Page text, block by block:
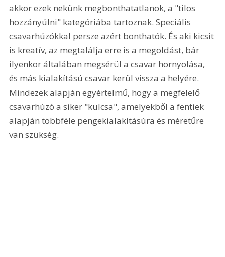
akkor ezek nekünk megbonthatatlanok, a "tilos
hozzányúlni" kategóriába tartoznak. Speciális
csavarhúzókkal persze azért bonthatók. És aki kicsit
is kreatív, az megtalálja erre is a megoldást, bár
ilyenkor általában megsérül a csavar hornyolása,
és más kialakítású csavar kerül vissza a helyére.
Mindezek alapján egyértelmű, hogy a megfelelő
csavarhúzó a siker "kulcsa", amelyekből a fentiek
alapján többféle pengekialakításúra és méretűre
van szükség.